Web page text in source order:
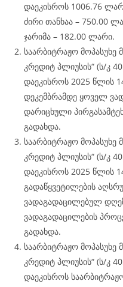
დაეკისროს 1006.76
ძირი თანხაა – 750.00
ჯარიმა – 182.00 ლარი.
საარბიტრაჟო მოპასუხე
კრედიტ პლიუსის“ (ს/კ
დაეკისროს 2025 წლის
დეკემბრამდე ყოველ
დარიცხული
გადახდა.
საარბიტრაჟო მოპასუხე
კრედიტ პლიუსის“ (ს/კ
დაეკისროს 2025 წლის
გადაწყვეტილების
ვადაგადაცილებულ
ვადაგადაცილების
გადახდა.
საარბიტრაჟო მოპასუხე
კრედიტ პლიუსის“ (ს/კ
დაეკისროს